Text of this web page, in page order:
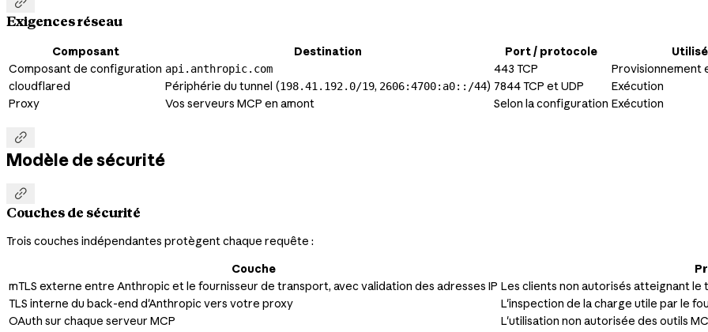
Exigences réseau
Composant Destination Port / protocole
Composant de configuration api.anthropic.com 443 TCP
Provisionnement
cloudflared
Périphérie du tunnel (198.41.192.0/19, 2606:4700:a0::/44) 7844 TCP et UDP
Exécution
Proxy
Vos serveurs MCP en amont Selon la configuration Exécution

Modèle de sécurité

Couches de sécurité
Trois couches indépendantes protègent chaque requête :
Couche
mTLS externe entre Anthropic et le fournisseur de transport, avec validation des adresses IP Les clients non autorisés atteignant le
TLS interne du back-end d'Anthropic vers votre proxy
L'inspection de la charge utile par le
OAuth sur chaque serveur MCP
L'utilisation non autorisée des outils